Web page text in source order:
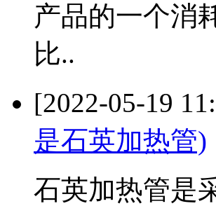
产品的一个消
比..
[2022-05-19
是石英加热管)
石英加热管是